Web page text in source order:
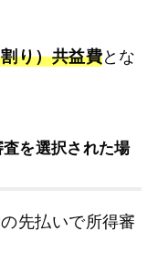
り）共益費とな
を選択された場
先払いで所得審